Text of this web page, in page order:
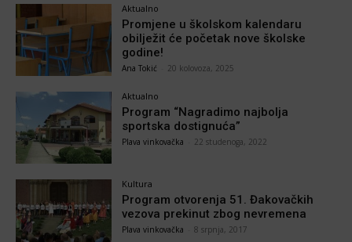
Aktualno
Promjene u školskom kalendaru
obilježit će početak nove školske
godine!
Ana Tokić 20 kolovoza, 2025
Aktualno
Program “Nagradimo najbolja
sportska dostignuća”
Plava vinkovačka 22 studenoga, 2022
Kultura
Program otvorenja 51. Đakovačkih
vezova prekinut zbog nevremena
Plava vinkovačka 8 srpnja, 2017